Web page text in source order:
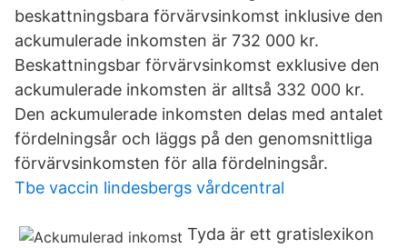
beskattningsbara förvärvsinkomst inklusive den
ackumulerade inkomsten är 732 000 kr.
Beskattningsbar förvärvsinkomst exklusive den
ackumulerade inkomsten är alltså 332 000 kr.
Den ackumulerade inkomsten delas med antalet
fördelningsår och läggs på den genomsnittliga
förvärvsinkomsten för alla fördelningsår.
Tbe vaccin lindesbergs vårdcentral
Tyda är ett gratislexikon